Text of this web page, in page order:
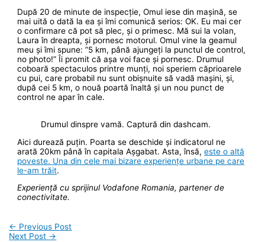
După 20 de minute de inspecție, Omul iese din mașină, se
mai uită o dată la ea și îmi comunică serios: OK. Eu mai cer
o confirmare că pot să plec, și o primesc. Mă sui la volan,
Laura în dreapta, și pornesc motorul. Omul vine la geamul
meu și îmi spune: ”5 km, până ajungeți la punctul de control,
no photo!” Îi promit că așa voi face și pornesc. Drumul
coboară spectaculos printre munți, noi speriem căprioarele
cu pui, care probabil nu sunt obișnuite să vadă mașini, și,
după cei 5 km, o nouă poartă înaltă și un nou punct de
control ne apar în cale.
Drumul dinspre vamă. Captură din dashcam.
Aici durează puțin. Poarta se deschide și indicatorul ne
arată 20km până în capitala Așgabat. Asta, însă,este o altă
poveste. Una din cele mai bizare experiențe urbane pe care
le-am trăit.
Experiență cu sprijinul Vodafone Romania, partener de
conectivitate.
← Previous Post
Next Post →